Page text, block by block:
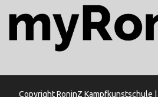
Copyright RoninZ Kampfkunstschule |